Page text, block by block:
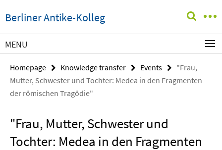
direkt
zu
Inhalt
Berliner Antike-Kolleg
Service
MENU
Homepage Knowledge transfer Events
"Frau,
Mutter, Schwester und Tochter: Medea in den Fragmenten
der römischen Tragödie"
"Frau, Mutter, Schwester und
Tochter: Medea in den Fragmenten